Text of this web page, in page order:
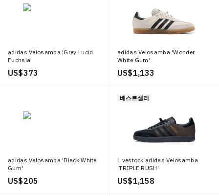
adidas Velosamba 'Grey Lucid
Fuchsia'
US$ 373
adidas Velosamba 'Wonder
White Gum'
US$ 1,133
adidas Velosamba 'Black White
Gum'
US$ 205
베스트셀러
Livestock adidas Velosamba
'TRIPLE RUSH'
US$ 1,158